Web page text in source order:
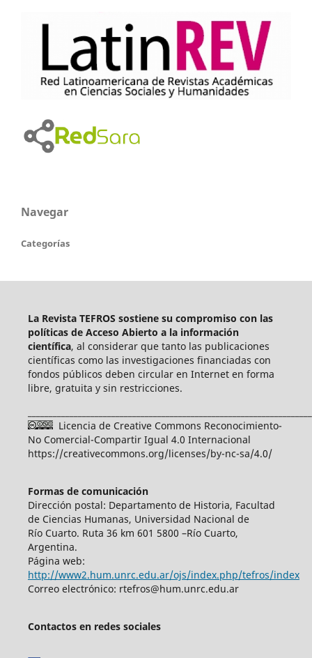
Navegar
Categorías
La Revista TEFROS sostiene su compromiso con las
políticas de Acceso Abierto a la información
científica, al considerar que tanto las publicaciones
científicas como las investigaciones financiadas con
fondos públicos deben circular en Internet en forma
libre, gratuita y sin restricciones.
Licencia de Creative Commons Reconocimiento-
No Comercial-Compartir Igual 4.0 Internacional
https://creativecommons.org/licenses/by-nc-sa/4.0/
Formas de comunicación
Dirección postal: Departamento de Historia, Facultad
de Ciencias Humanas, Universidad Nacional de
Río Cuarto. Ruta 36 km 601 5800 –Río Cuarto,
Argentina.
Página web:
http://www2.hum.unrc.edu.ar/ojs/index.php/tefros/index
Correo electrónico: rtefros@hum.unrc.edu.ar
Contactos en redes sociales